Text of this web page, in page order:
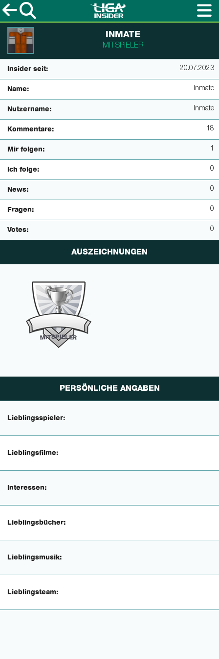
INMATE
MITSPIELER
Insider seit: 20.07.2023
Name: Inmate
Nutzername: Inmate
Kommentare: 18
Mir folgen: 1
Ich folge: 0
News: 0
Fragen: 0
Votes: 0
AUSZEICHNUNGEN
MITSPIELER
PERSÖNLICHE ANGABEN
Lieblingsspieler:
Lieblingsfilme:
Interessen:
Lieblingsbücher:
Lieblingsmusik:
Lieblingsteam: